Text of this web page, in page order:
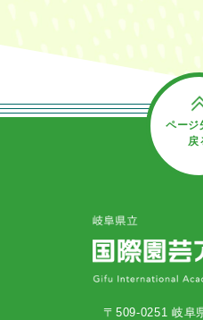
ページ
戻
〒509-0251 岐阜